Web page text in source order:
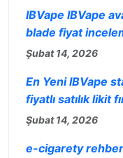
IBVape IBVape
blade fiyat
Şubat 14, 2026
En Yeni IBVape
fiyatlı satılık likit
Şubat 14, 2026
e-cigarety